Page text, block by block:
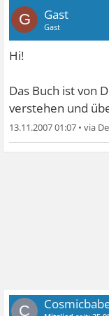
G Gast
Gast
Hi!
Das Buch ist von
verstehen und
13.11.2007 01:07 •
C